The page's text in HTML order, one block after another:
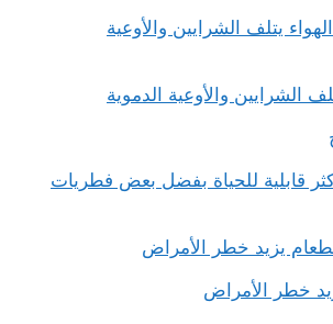
الشرايين والأوعية الدموية
قابلية للحياة بفضل بعض فطريات
خطر الأمراض